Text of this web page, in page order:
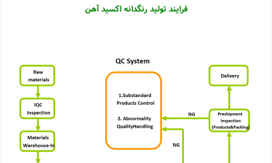
فرایند تولید رنگدانه اکسید آهن